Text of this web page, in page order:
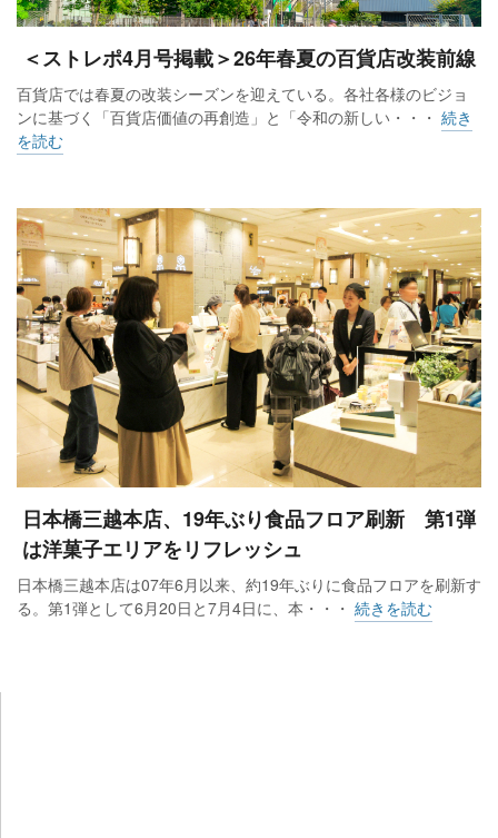
＜ストレポ4月号掲載＞26年春夏の百貨店改装前線
百貨店では春夏の改装シーズンを迎えている。各社各様のビジョ
ンに基づく「百貨店価値の再創造」と「令和の新しい・・・ 続き
を読む
日本橋三越本店、19年ぶり食品フロア刷新 第1弾
は洋菓子エリアをリフレッシュ
日本橋三越本店は07年6月以来、約19年ぶりに食品フロアを刷新す
る。第1弾として6月20日と7月4日に、本・・・ 続きを読む